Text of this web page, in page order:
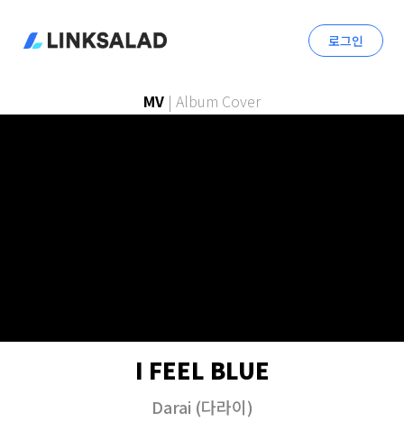
로그인
MV | Album Cover
I FEEL BLUE
Darai (다라이)